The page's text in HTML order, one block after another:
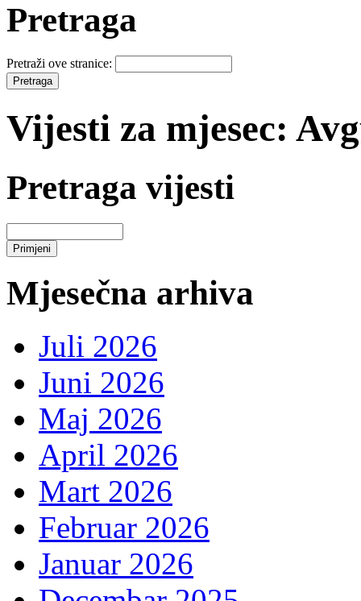
Pretraga
Pretraži ove stranice:
Vijesti za mjesec:
Pretraga vijesti
Mjesečna arhiva
Juli 2026
Juni 2026
Maj 2026
April 2026
Mart 2026
Februar 2026
Januar 2026